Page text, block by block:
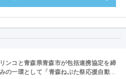
ンコと青森県青森市が包括連携協定を締
の一環として「青森ねぶた祭応援自動販